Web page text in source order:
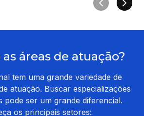
as áreas de atuação?
tem uma grande variedade de
atuação. Buscar especializações
pode ser um grande diferencial.
os principais setores: